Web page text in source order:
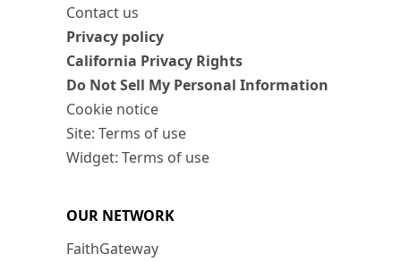
Contact us
Privacy policy
California Privacy Rights
Do Not Sell My Personal Information
Cookie notice
Site: Terms of use
Widget: Terms of use
OUR NETWORK
FaithGateway